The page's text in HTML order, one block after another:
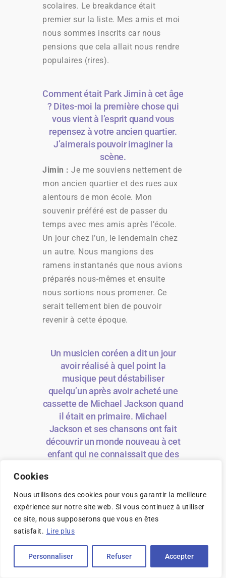
Cookies
Nous utilisons des cookies pour vous garantir la meilleure
expérience sur notre site web. Si vous continuez à utiliser
ce site, nous supposerons que vous en êtes
satisfait. Lire plus
Personnaliser Refuser Accepter
scolaires. Le breakdance était
premier sur la liste. Mes amis et moi
nous sommes inscrits car nous
pensions que cela allait nous rendre
populaires (rires).
Comment était Park Jimin à cet âge
? Dites-moi la première chose qui
vous vient à l’esprit quand vous
repensez à votre ancien quartier.
J’aimerais pouvoir imaginer la
scène.
Jimin : Je me souviens nettement de
mon ancien quartier et des rues aux
alentours de mon école. Mon
souvenir préféré est de passer du
temps avec mes amis après l’école.
Un jour chez l’un, le lendemain chez
un autre. Nous mangions des
ramens instantanés que nous avions
préparés nous-mêmes et ensuite
nous sortions nous promener. Ce
serait tellement bien de pouvoir
revenir à cette époque.
Un musicien coréen a dit un jour
avoir réalisé à quel point la
musique peut déstabiliser
quelqu’un après avoir acheté une
cassette de Michael Jackson quand
il était en primaire. Michael
Jackson et ses chansons ont fait
découvrir un monde nouveau à cet
enfant qui ne connaissait que des
vous a marqué de la même manière
?
Jimin :Je vais aussi répondre
Michael Jackson. J’aurais vraiment
voulu le voir avant sa disparition.
J’ai aussi été subjugué par Chris